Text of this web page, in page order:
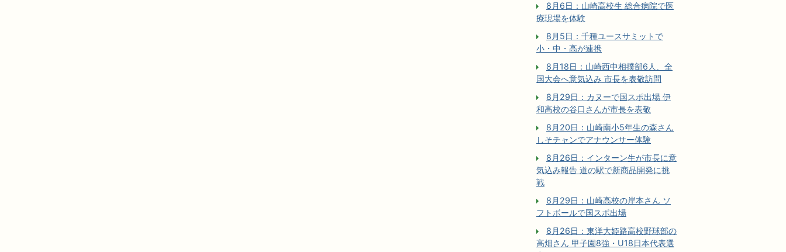
8月6日：山崎高校生 総合病院で医
療現場を体験
8月5日：千種ユースサミットで
小・中・高が連携
8月18日：山崎西中相撲部6人、全
国大会へ意気込み 市長を表敬訪問
8月29日：カヌーで国スポ出場 伊
和高校の谷口さんが市長を表敬
8月20日：山崎南小5年生の森さん
しそチャンでアナウンサー体験
8月26日：インターン生が市長に意
気込み報告 道の駅で新商品開発に挑
戦
8月29日：山崎高校の岸本さん ソ
フトボールで国スポ出場
8月26日：東洋大姫路高校野球部の
高畑さん 甲子園8強・U18日本代表選